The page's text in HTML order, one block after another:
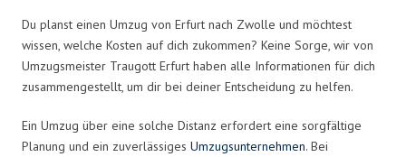
Du planst einen Umzug von Erfurt nach Zwolle und möchtest
wissen, welche Kosten auf dich zukommen? Keine Sorge, wir von
Umzugsmeister Traugott Erfurt haben alle Informationen für dich
zusammengestellt, um dir bei deiner Entscheidung zu helfen.
Ein Umzug über eine solche Distanz erfordert eine sorgfältige
Planung und ein zuverlässiges Umzugsunternehmen. Bei